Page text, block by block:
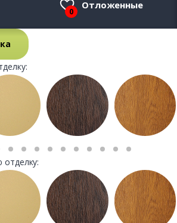
0
Отложенные